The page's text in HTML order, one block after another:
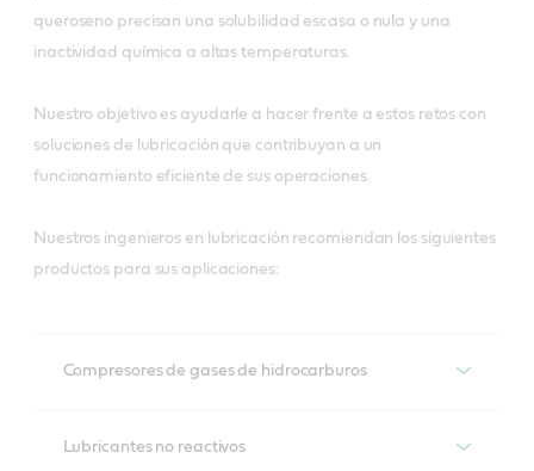
queroseno precisan una solubilidad escasa o nula y una
inactividad química a altas temperaturas.
Nuestro objetivo es ayudarle a hacer frente a estos retos con
soluciones de lubricación que contribuyan a un
funcionamiento eficiente de sus operaciones.
Nuestros ingenieros en lubricación recomiendan los siguientes
productos para sus aplicaciones:
Compresores de gases de hidrocarburos
Lubricantes no reactivos